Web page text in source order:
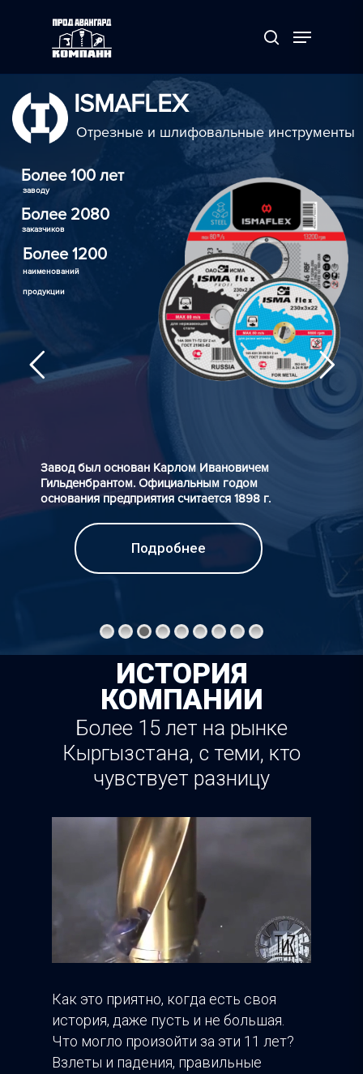
Нажмите Enter для поиска или ESC чтобы выйти
ISMAFLEX
Отрезные и шлифовальные инструменты
Более 100 лет
Более 2080
Более 1200
заводу
наименований
продукции
заказчиков
Завод был основан Карлом Ивановичем
Гильденбрантом. Официальным годом
основания предприятия считается 1898 г.
Подробнее
ИСТОРИЯ
КОМПАНИИ
Более 15 лет на рынке
Кыргызстана, с теми, кто
чувствует разницу
Как это приятно, когда есть своя
история, даже пусть и не большая.
Что могло произойти за эти 11 лет?
Взлеты и падения, правильные